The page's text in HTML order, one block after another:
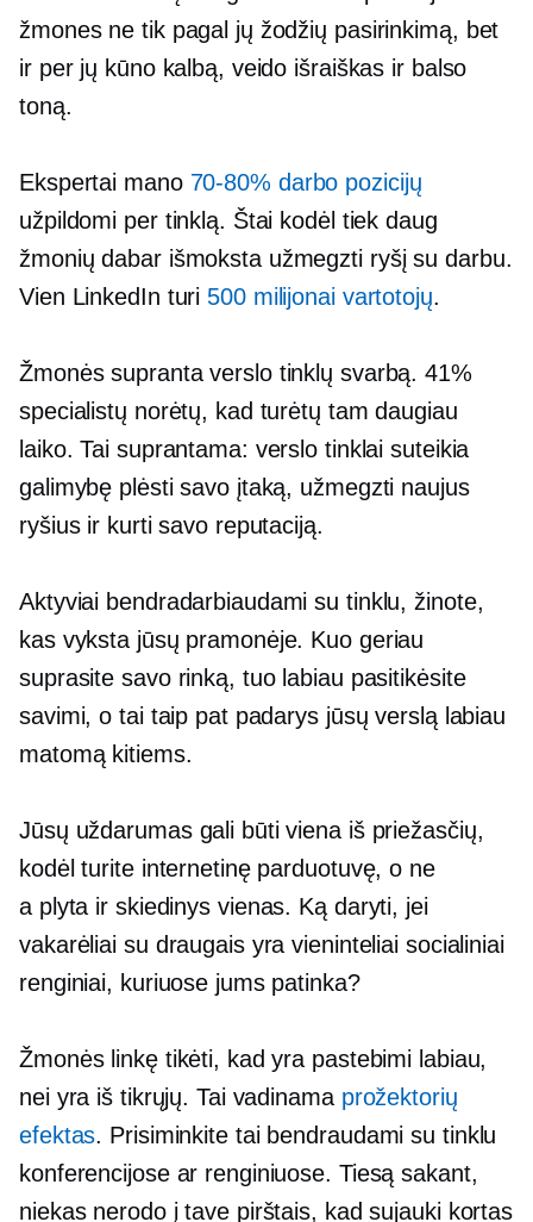
žmones ne tik pagal jų žodžių pasirinkimą, bet
ir per jų kūno kalbą, veido išraiškas ir balso
toną.
Ekspertai mano 70-80% darbo pozicijų
užpildomi per tinklą. Štai kodėl tiek daug
žmonių dabar išmoksta užmegzti ryšį su darbu.
Vien LinkedIn turi 500 milijonai vartotojų.
Žmonės supranta verslo tinklų svarbą. 41%
specialistų norėtų, kad turėtų tam daugiau
laiko. Tai suprantama: verslo tinklai suteikia
galimybę plėsti savo įtaką, užmegzti naujus
ryšius ir kurti savo reputaciją.
Aktyviai bendradarbiaudami su tinklu, žinote,
kas vyksta jūsų pramonėje. Kuo geriau
suprasite savo rinką, tuo labiau pasitikėsite
savimi, o tai taip pat padarys jūsų verslą labiau
matomą kitiems.
Jūsų uždarumas gali būti viena iš priežasčių,
kodėl turite internetinę parduotuvę, o ne
a plyta ir skiedinys vienas. Ką daryti, jei
vakarėliai su draugais yra vieninteliai socialiniai
renginiai, kuriuose jums patinka?
Žmonės linkę tikėti, kad yra pastebimi labiau,
nei yra iš tikrųjų. Tai vadinama prožektorių
efektas. Prisiminkite tai bendraudami su tinklu
konferencijose ar renginiuose. Tiesą sakant,
niekas nerodo į tave pirštais, kad sujauki kortas